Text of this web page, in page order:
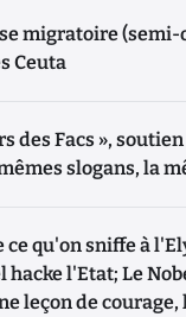
migratoire (semi-
Ceuta
des Facs »,
slogans, la
ce qu'on sniffe à
hacke l'Etat; Le
leçon de courage,